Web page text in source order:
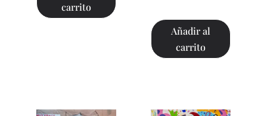
carrito
Añadir al
carrito